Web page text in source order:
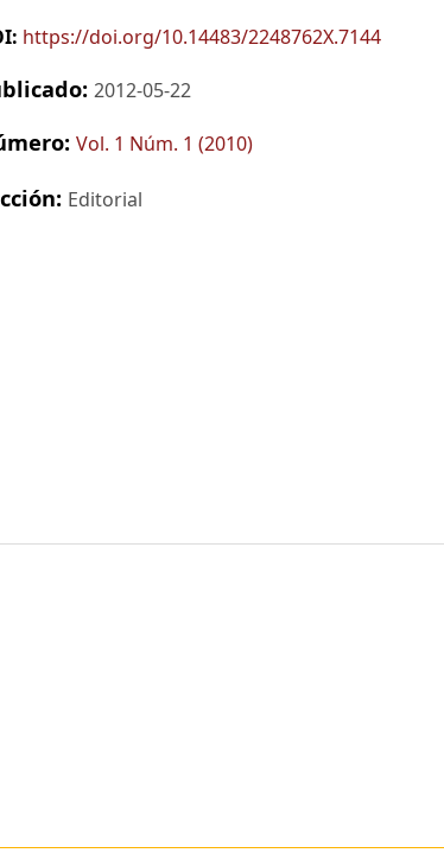
https://doi.org/10.14483/2248762X.7144
2012-05-22
Vol. 1 Núm. 1 (2010)
Editorial